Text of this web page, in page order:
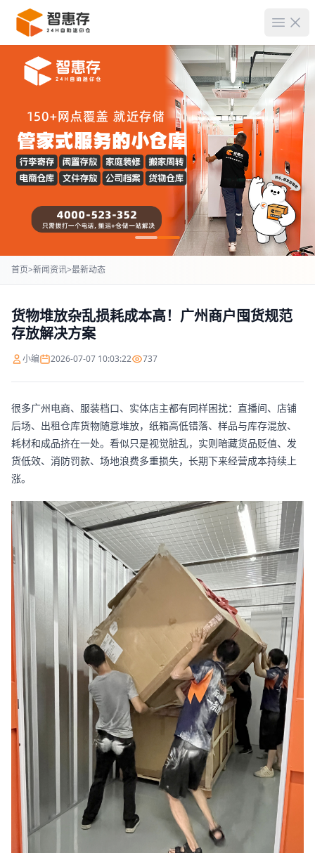
菜单
首页>新闻资讯>最新动态
货物堆放杂乱损耗成本高！广州商户囤货规范
存放解决方案
小编 2026-07-07 10:03:22 737
很多广州电商、服装档口、实体店主都有同样困扰：直播间、店铺
后场、出租仓库货物随意堆放，纸箱高低错落、样品与库存混放、
耗材和成品挤在一处。看似只是视觉脏乱，实则暗藏货品贬值、发
货低效、消防罚款、场地浪费多重损失，长期下来经营成本持续上
涨。